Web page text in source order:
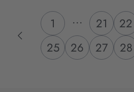
1 ... 21 22
25
26 27 28